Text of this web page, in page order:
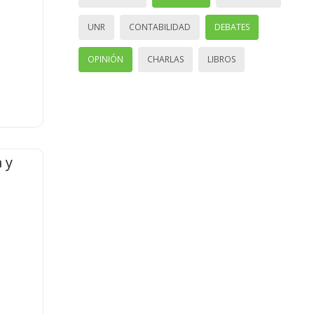
y
UNR CONTABILIDAD DEBATES
OPINIÓN CHARLAS LIBROS